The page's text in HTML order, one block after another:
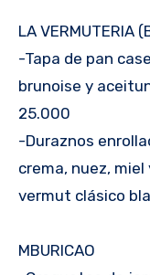
LA
-Tapa de pan
brunoise y
25.000
-Duraznos
crema, nuez,
vermut clásico
MBURICAO